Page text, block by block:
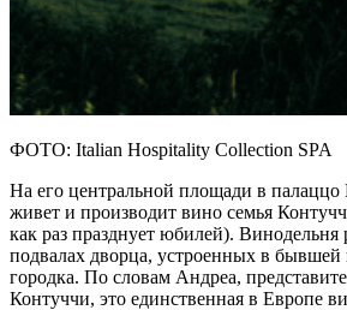
ФОТО: Italian Hospitality Collection SPA
На его центральной площади в палаццо
живет и производит вино семья
как раз празднует юбилей). Винодельня
подвалах дворца, устроенных в бывшей
городка. По словам Андреа,
Контуччи, это единственная в Европе